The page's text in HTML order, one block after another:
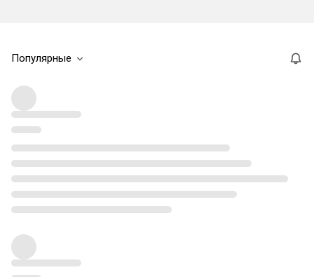
Популярные